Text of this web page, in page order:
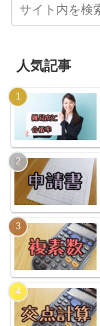
人気記事